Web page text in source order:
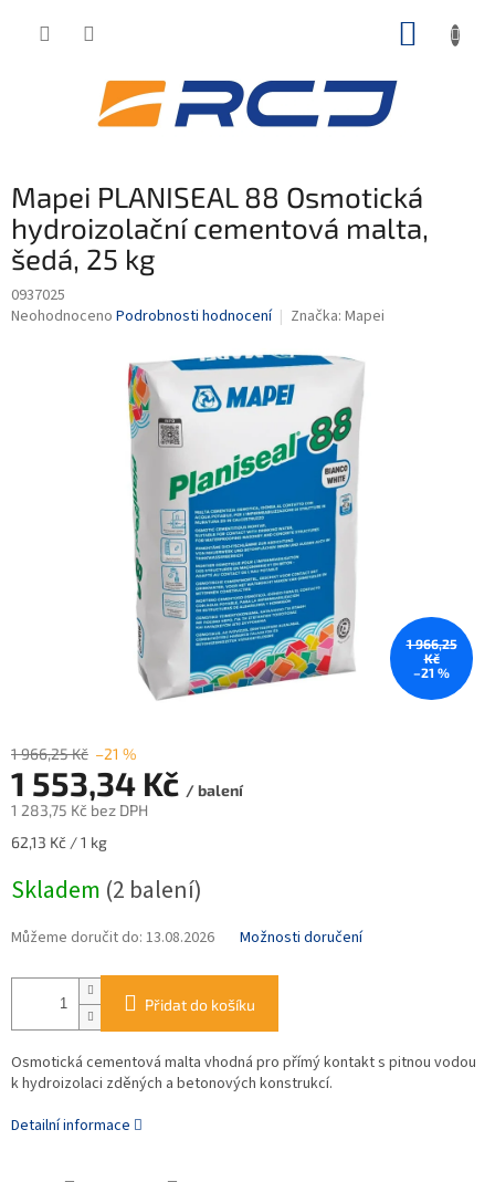
Mapei PLANISEAL 88 Osmotická
hydroizolační cementová malta,
šedá, 25 kg
0937025
Průměrné
Neohodnoceno Podrobnosti hodnocení Značka: Mapei
1 966,25
Kč
–21 %
1 966,25 Kč –21 %
1 553,34 Kč / balení
1 283,75 Kč bez DPH
Měrná
62,13 Kč / 1 kg
Skladem (2 balení)
Můžeme doručit do: 13.08.2026 Možnosti doručení
Přidat do košíku
Osmotická cementová malta vhodná pro přímý kontakt s pitnou vodou
k hydroizolaci zděných a betonových konstrukcí.
Detailní informace